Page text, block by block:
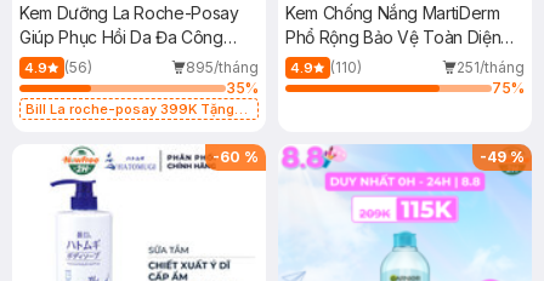
Kem Dưỡng La Roche-Posay
Giúp Phục Hồi Da Đa Công
Dụng 40ml
4.9 (56)
895/tháng
35%
Bill La roche-posay 399K Tặng
(SL có hạn)
Kem Chống Nắng MartiDerm
Phổ Rộng Bảo Vệ Toàn Diện
40ml
4.9 (110)
251/tháng
75%
-60 % -49%